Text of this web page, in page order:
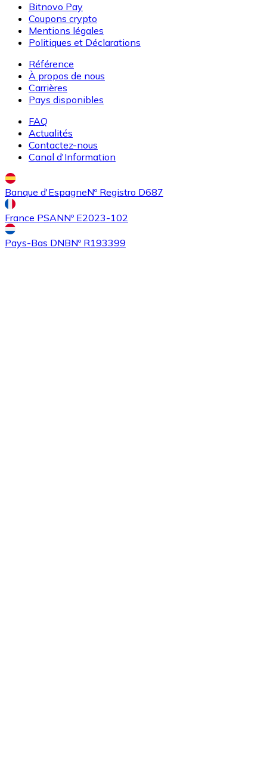
AcheterUniswap
UNI
Acheter
ETC
Bitnovo Pay
Coupons crypto
Mentions légales
Politiques et Déclarations
Référence
À propos de nous
Carrières
Pays disponibles
FAQ
Actualités
Contactez-nous
Canal d'Information
Banque d'EspagneNº Registro D687
France PSANNº E2023-102
Pays-Bas DNBNº R193399